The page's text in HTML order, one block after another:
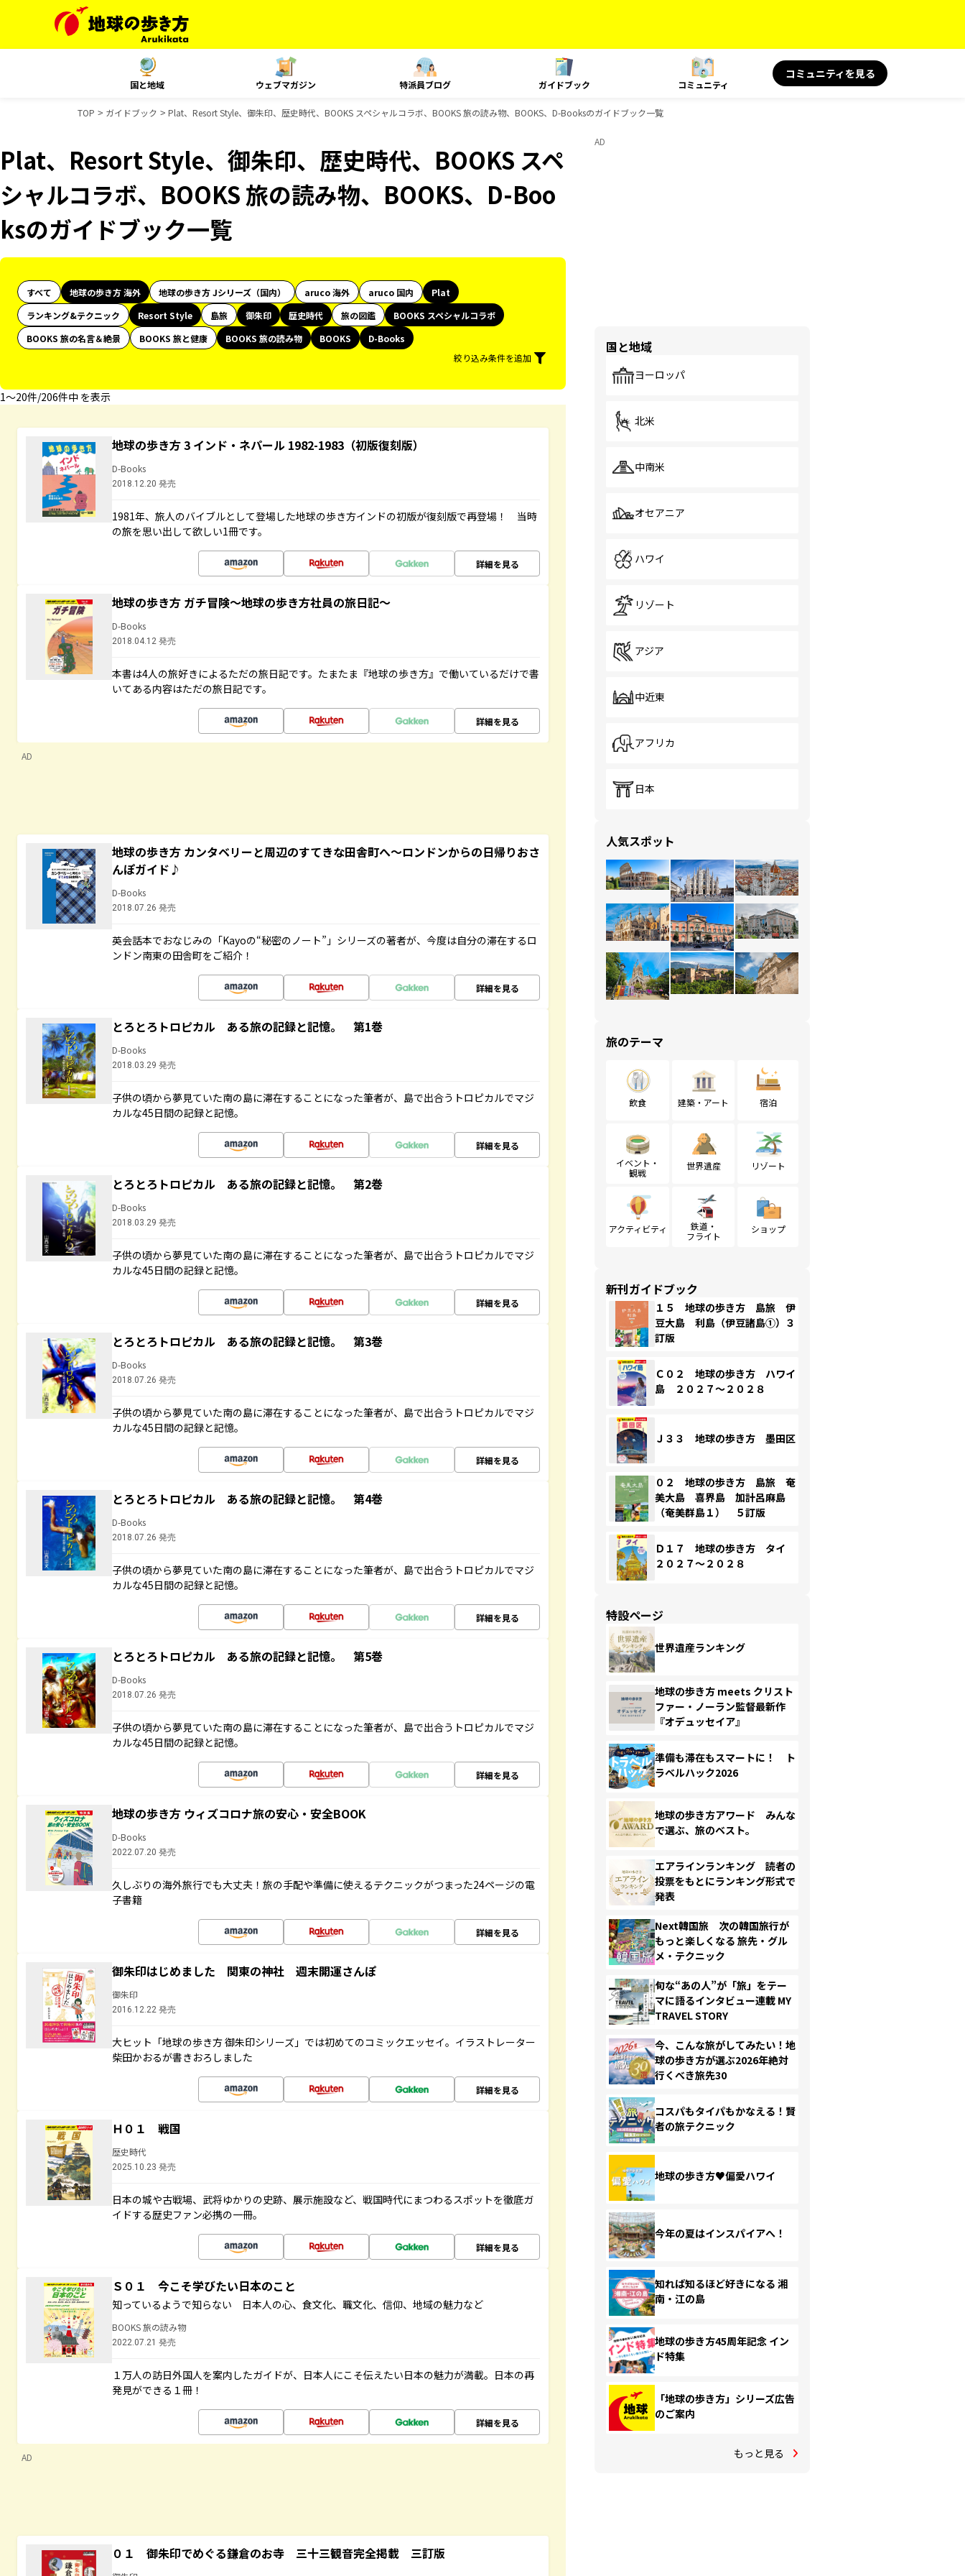
国と地域 ウェブマガジン 特派員ブログ ガイドブック コミュニティ
コミュニティを見る
TOP ガイドブック Plat、Resort Style、御朱印、歴史時代、BOOKS スペシャルコラボ、BOOKS 旅の読み物、BOOKS、D-Booksのガイドブック一覧
Plat、Resort Style、御朱印、歴史時代、BOOKS スペ
シャルコラボ、BOOKS 旅の読み物、BOOKS、D-Boo
ksのガイドブック一覧
すべて 地球の歩き方 海外 地球の歩き方 Jシリーズ（国内） aruco 海外 aruco 国内
Plat
ランキング&テクニック
Resort Style 島旅 御朱印 歴史時代 旅の図鑑
BOOKS スペシャルコラボ
BOOKS 旅の名言＆絶景
BOOKS 旅と健康 BOOKS 旅の読み物 BOOKS
D-Books
絞り込み条件を追加
1〜20件/206件中 を表示
地球の歩き方 3 インド・ネパール 1982-1983（初版復刻版）
D-Books
2018.12.20 発売
1981年、旅人のバイブルとして登場した地球の歩き方インドの初版が復刻版で再登場！ 当時
の旅を思い出して欲しい1冊です。
詳細を見る
地球の歩き方 ガチ冒険～地球の歩き方社員の旅日記～
D-Books
2018.04.12 発売
本書は4人の旅好きによるただの旅日記です。たまたま『地球の歩き方』で働いているだけで書
いてある内容はただの旅日記です。
詳細を見る
AD
地球の歩き方 カンタベリーと周辺のすてきな田舎町へ～ロンドンからの日帰りおさ
んぽガイド♪
D-Books
2018.07.26 発売
英会話本でおなじみの「Kayoの“秘密のノート”」シリーズの著者が、今度は自分の滞在するロ
ンドン南東の田舎町をご紹介！
詳細を見る
とろとろトロピカル ある旅の記録と記憶。 第1巻
D-Books
2018.03.29 発売
子供の頃から夢見ていた南の島に滞在することになった筆者が、島で出合うトロピカルでマジ
カルな45日間の記録と記憶。
詳細を見る
とろとろトロピカル ある旅の記録と記憶。 第2巻
D-Books
2018.03.29 発売
子供の頃から夢見ていた南の島に滞在することになった筆者が、島で出合うトロピカルでマジ
カルな45日間の記録と記憶。
詳細を見る
とろとろトロピカル ある旅の記録と記憶。 第3巻
D-Books
2018.07.26 発売
子供の頃から夢見ていた南の島に滞在することになった筆者が、島で出合うトロピカルでマジ
カルな45日間の記録と記憶。
詳細を見る
とろとろトロピカル ある旅の記録と記憶。 第4巻
D-Books
2018.07.26 発売
子供の頃から夢見ていた南の島に滞在することになった筆者が、島で出合うトロピカルでマジ
カルな45日間の記録と記憶。
詳細を見る
とろとろトロピカル ある旅の記録と記憶。 第5巻
D-Books
2018.07.26 発売
子供の頃から夢見ていた南の島に滞在することになった筆者が、島で出合うトロピカルでマジ
カルな45日間の記録と記憶。
詳細を見る
地球の歩き方 ウィズコロナ旅の安心・安全BOOK
D-Books
2022.07.20 発売
久しぶりの海外旅行でも大丈夫！旅の手配や準備に使えるテクニックがつまった24ページの電
子書籍
詳細を見る
御朱印はじめました 関東の神社 週末開運さんぽ
御朱印
2016.12.22 発売
大ヒット「地球の歩き方 御朱印シリーズ」では初めてのコミックエッセイ。イラストレーター
柴田かおるが書きおろしました
詳細を見る
Ｈ０１ 戦国
歴史時代
2025.10.23 発売
日本の城や古戦場、武将ゆかりの史跡、展示施設など、戦国時代にまつわるスポットを徹底ガ
イドする歴史ファン必携の一冊。
詳細を見る
Ｓ０１ 今こそ学びたい日本のこと
知っているようで知らない 日本人の心、食文化、職文化、信仰、地域の魅力など
BOOKS 旅の読み物
2022.07.21 発売
１万人の訪日外国人を案内したガイドが、日本人にこそ伝えたい日本の魅力が満載。日本の再
発見ができる１冊！
詳細を見る
AD
０１ 御朱印でめぐる鎌倉のお寺 三十三観音完全掲載 三訂版
AD
国と地域
ヨーロッパ
北米
中南米
オセアニア
ハワイ
リゾート
アジア
中近東
アフリカ
日本
人気スポット
旅のテーマ
飲食 建築・アート 宿泊
イベント・
観戦
世界遺産 リゾート
アクティビティ
鉄道・
フライト
ショップ
新刊ガイドブック
１５ 地球の歩き方 島旅 伊
豆大島 利島（伊豆諸島①）３
訂版
Ｃ０２ 地球の歩き方 ハワイ
島 ２０２７～２０２８
Ｊ３３ 地球の歩き方 墨田区
０２ 地球の歩き方 島旅 奄
美大島 喜界島 加計呂麻島
（奄美群島１） ５訂版
Ｄ１７ 地球の歩き方 タイ
２０２７～２０２８
特設ページ
世界遺産ランキング
地球の歩き方 meets クリスト
ファー・ノーラン監督最新作
『オデュッセイア』
準備も滞在もスマートに！ ト
ラベルハック2026
地球の歩き方アワード みんな
で選ぶ、旅のベスト。
エアラインランキング 読者の
投票をもとにランキング形式で
発表
Next韓国旅 次の韓国旅行が
もっと楽しくなる 旅先・グル
メ・テクニック
旬な“あの人”が「旅」をテー
マに語るインタビュー連載 MY
TRAVEL STORY
今、こんな旅がしてみたい！地
球の歩き方が選ぶ2026年絶対
行くべき旅先30
コスパもタイパもかなえる！賢
者の旅テクニック
地球の歩き方♥偏愛ハワイ
今年の夏はインスパイアへ！
知れば知るほど好きになる 湘
南・江の島
地球の歩き方45周年記念 イン
ド特集
「地球の歩き方」シリーズ広告
のご案内
もっと見る